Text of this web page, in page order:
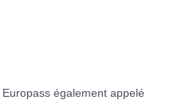
également appelé